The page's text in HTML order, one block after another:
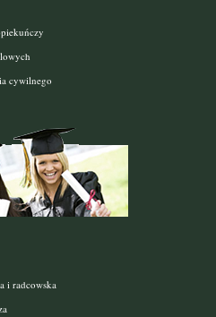
cywilnego
i radcowska